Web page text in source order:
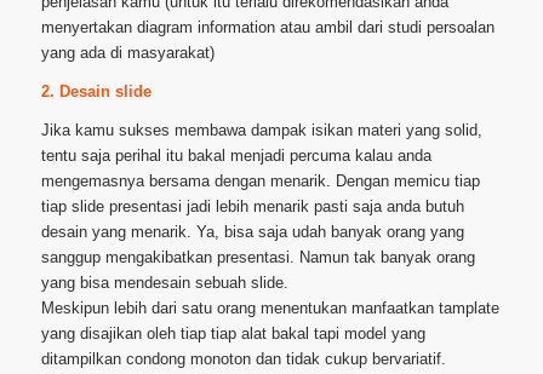
menyertakan diagram information atau ambil dari studi persoalan
yang ada di masyarakat)
2. Desain slide
Jika kamu sukses membawa dampak isikan materi yang solid,
tentu saja perihal itu bakal menjadi percuma kalau anda
mengemasnya bersama dengan menarik. Dengan memicu tiap
tiap slide presentasi jadi lebih menarik pasti saja anda butuh
desain yang menarik. Ya, bisa saja udah banyak orang yang
sanggup mengakibatkan presentasi. Namun tak banyak orang
yang bisa mendesain sebuah slide.
Meskipun lebih dari satu orang menentukan manfaatkan tamplate
yang disajikan oleh tiap tiap alat bakal tapi model yang
ditampilkan condong monoton dan tidak cukup bervariatif.